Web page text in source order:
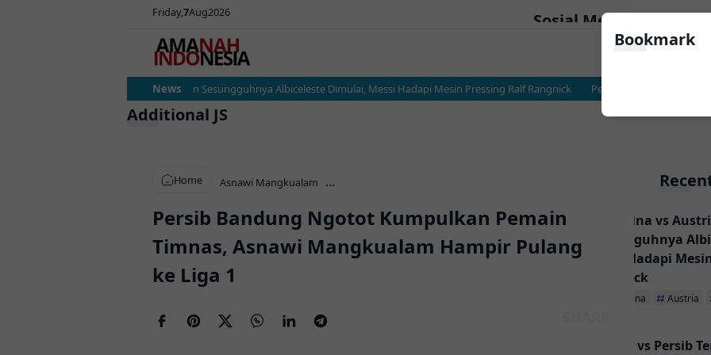
Friday7Aug2026 Sosial Media
News
Argentina vs Austria: Ujian Sesungguhnya Albiceleste Dimulai, Messi Hadapi Mesin Pressing Ralf Rangnick Persija vs Persib Terancam
Home Asnawi Mangkualam ...
Persib Bandung Ngotot Kumpulkan Pemain
Timnas, Asnawi Mangkualam Hampir Pulang
ke Liga 1
Argentina vs
Sesungguhnya
Messi Hadapi
Rangnick
Argentina Austria
Persija vs Persib
Bookmark
Additional JS